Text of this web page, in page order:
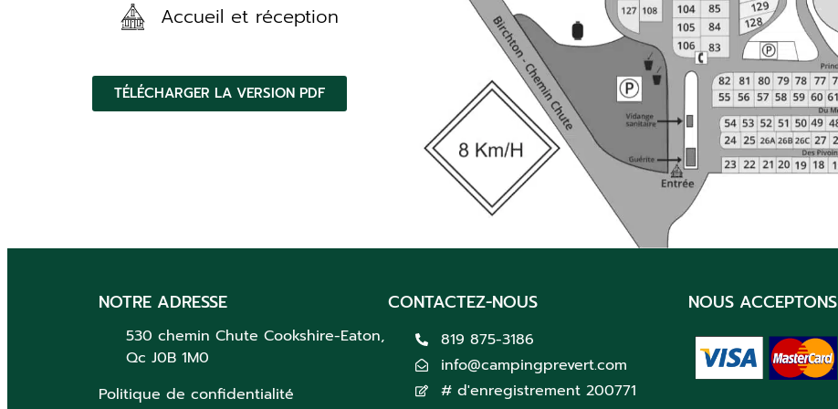
Accueil et réception
TÉLÉCHARGER LA VERSION PDF
NOTRE ADRESSE
530 chemin Chute Cookshire-Eaton,
Qc J0B 1M0
Politique de confidentialité
CONTACTEZ-NOUS
819 875-3186
info@campingprevert.com
# d'enregistrement 200771
NOUS ACCEPTONS